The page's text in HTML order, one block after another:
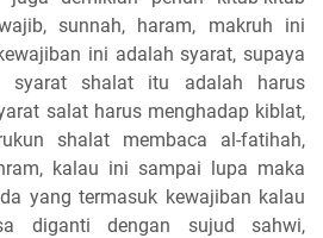
sunnah, haram, makruh ini
ini adalah syarat, supaya
syarat shalat itu adalah harus
salat harus menghadap kiblat,
shalat membaca al-fatihah,
kalau ini sampai lupa maka
yang termasuk kewajiban kalau
diganti dengan sujud sahwi,